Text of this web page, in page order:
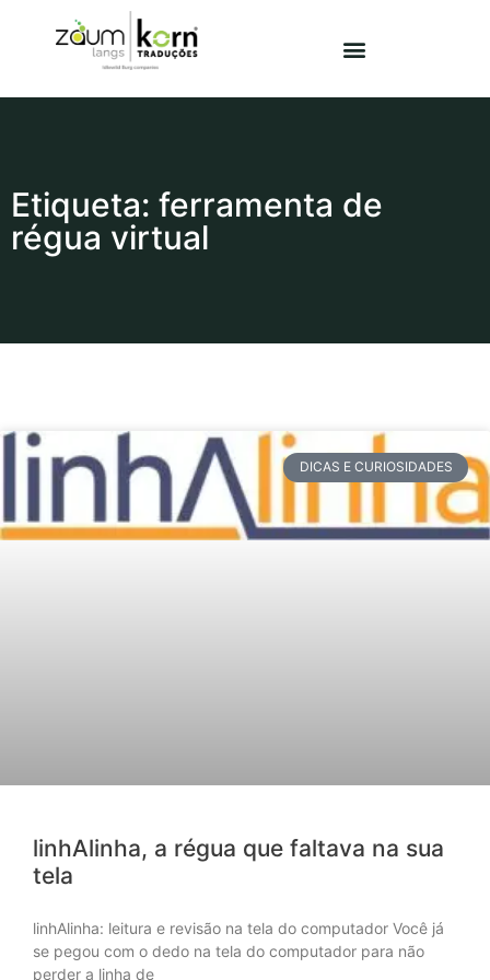
Etiqueta: ferramenta de
régua virtual
DICAS E CURIOSIDADES
linhAlinha, a régua que faltava na sua
tela
linhAlinha: leitura e revisão na tela do computador Você já
se pegou com o dedo na tela do computador para não
perder a linha de